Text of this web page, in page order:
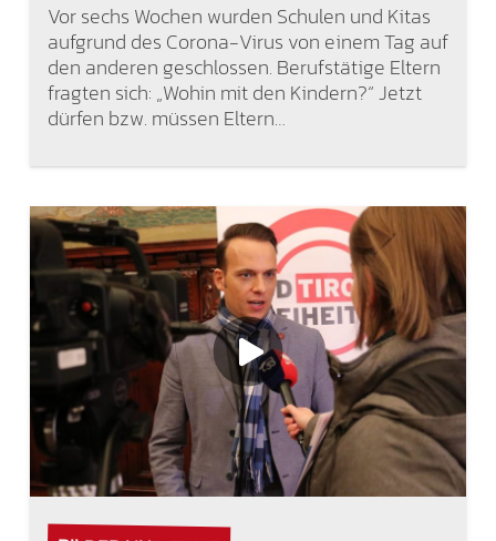
Vor sechs Wochen wurden Schulen und Kitas
aufgrund des Corona-Virus von einem Tag auf
den anderen geschlossen. Berufstätige Eltern
fragten sich: „Wohin mit den Kindern?“ Jetzt
dürfen bzw. müssen Eltern…